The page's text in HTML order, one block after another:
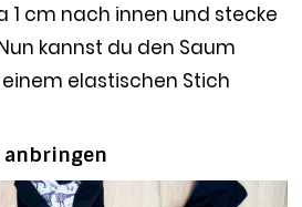
1 cm nach innen und stecke
kannst du den Saum
elastischen Stich
anbringen